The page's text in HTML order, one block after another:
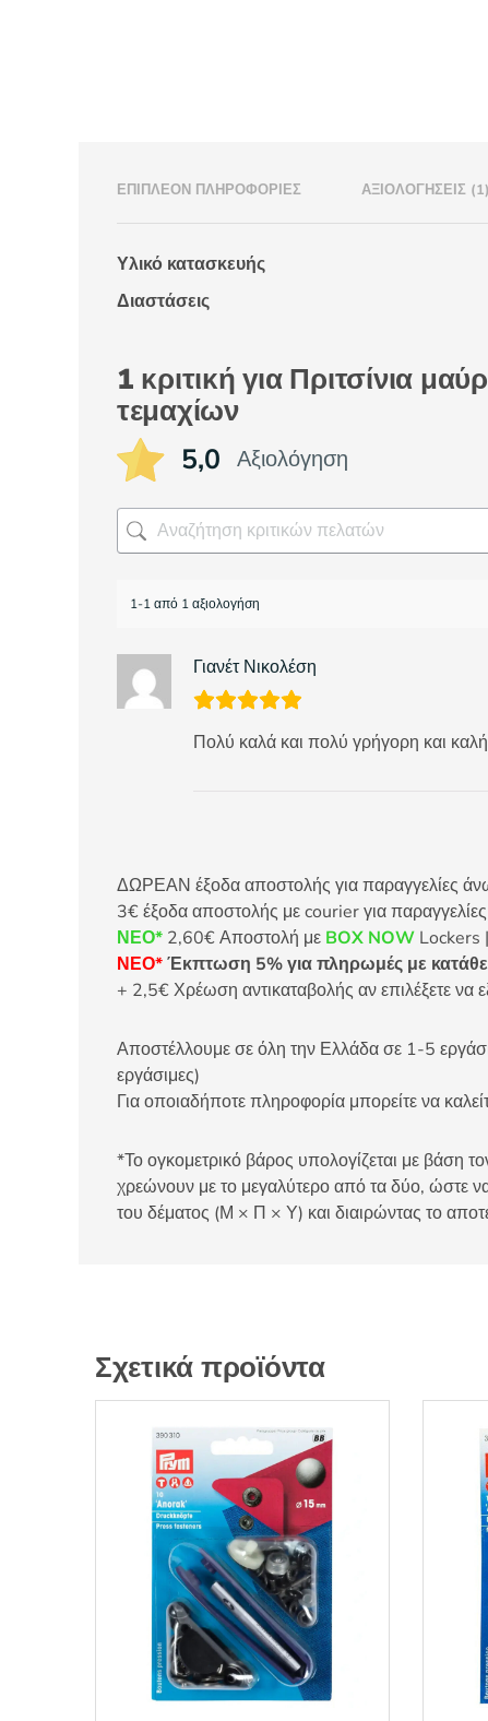
ΕΠΙΠΛΈΟΝ ΠΛΗΡΟΦΟΡΊΕΣ ΑΞΙΟΛΟΓΉΣΕΙΣ (1)
Υλικό κατασκευής
Διαστάσεις
1 κριτική για Πριτσίνια
τεμαχίων
5,0 Αξιολόγηση
1-1 από 1 αξιολογήση
Γιανέτ Νικολέση
Πολύ καλά και πολύ γρήγορη και
ΔΩΡΕΑΝ έξοδα αποστολής για παραγγελίες
3€ έξοδα αποστολής με courier για
ΝΕΟ* 2,60€ Αποστολή με BOX NOW Lockers
ΝΕΟ*Έκπτωση 5% για πληρωμές με
+ 2,5€ Χρέωση αντικαταβολής αν επιλέξετε
Αποστέλλουμε σε όλη την Ελλάδα σε 1-5
εργάσιμες)
Για οποιαδήποτε πληροφορία μπορείτε να
*Το ογκομετρικό βάρος υπολογίζεται με βάση
χρεώνουν με το μεγαλύτερο από τα δύο, ώστε να
του δέματος (Μ × Π × Υ) και διαιρώντας το
Σχετικά προϊόντα